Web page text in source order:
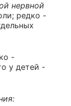
нервной
редко -
-
у детей -